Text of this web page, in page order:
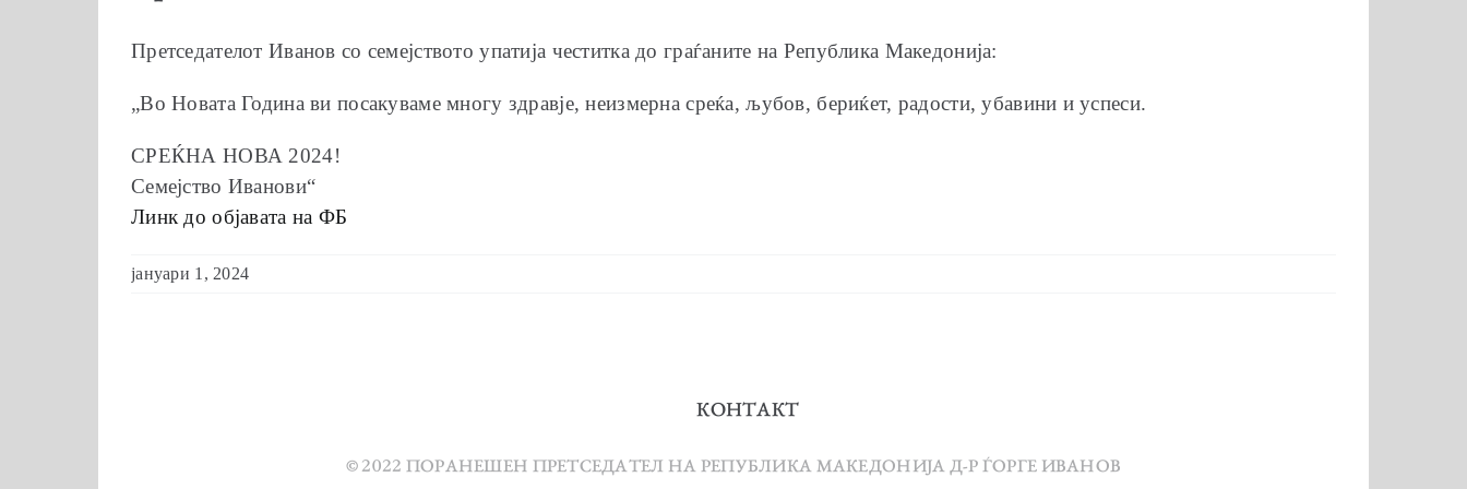
Претседателот Иванов со семејството упатија честитка до граѓаните на Република Македонија:
„Во Новата Година ви посакуваме многу здравје, неизмерна среќа, љубов, бериќет, радости, убавини и успеси.
СРЕЌНА НОВА 2024!
Семејство Иванови“
Линк до објавата на ФБ
јануари 1, 2024
КОНТАКТ
© 2022 ПОРАНЕШЕН ПРЕТСЕДАТЕЛ НА РЕПУБЛИКА МАКЕДОНИЈА Д-Р ЃОРГЕ ИВАНОВ